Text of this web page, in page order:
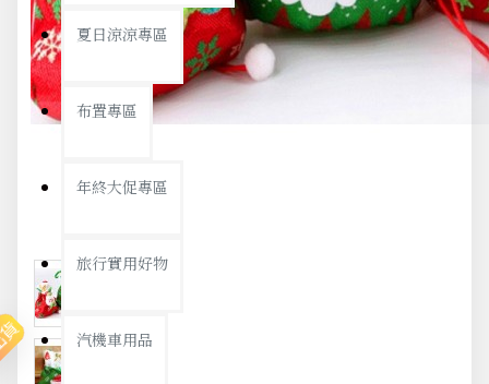
夏日涼涼專區
布置專區
年終大促專區
旅行實用好物
汽機車用品